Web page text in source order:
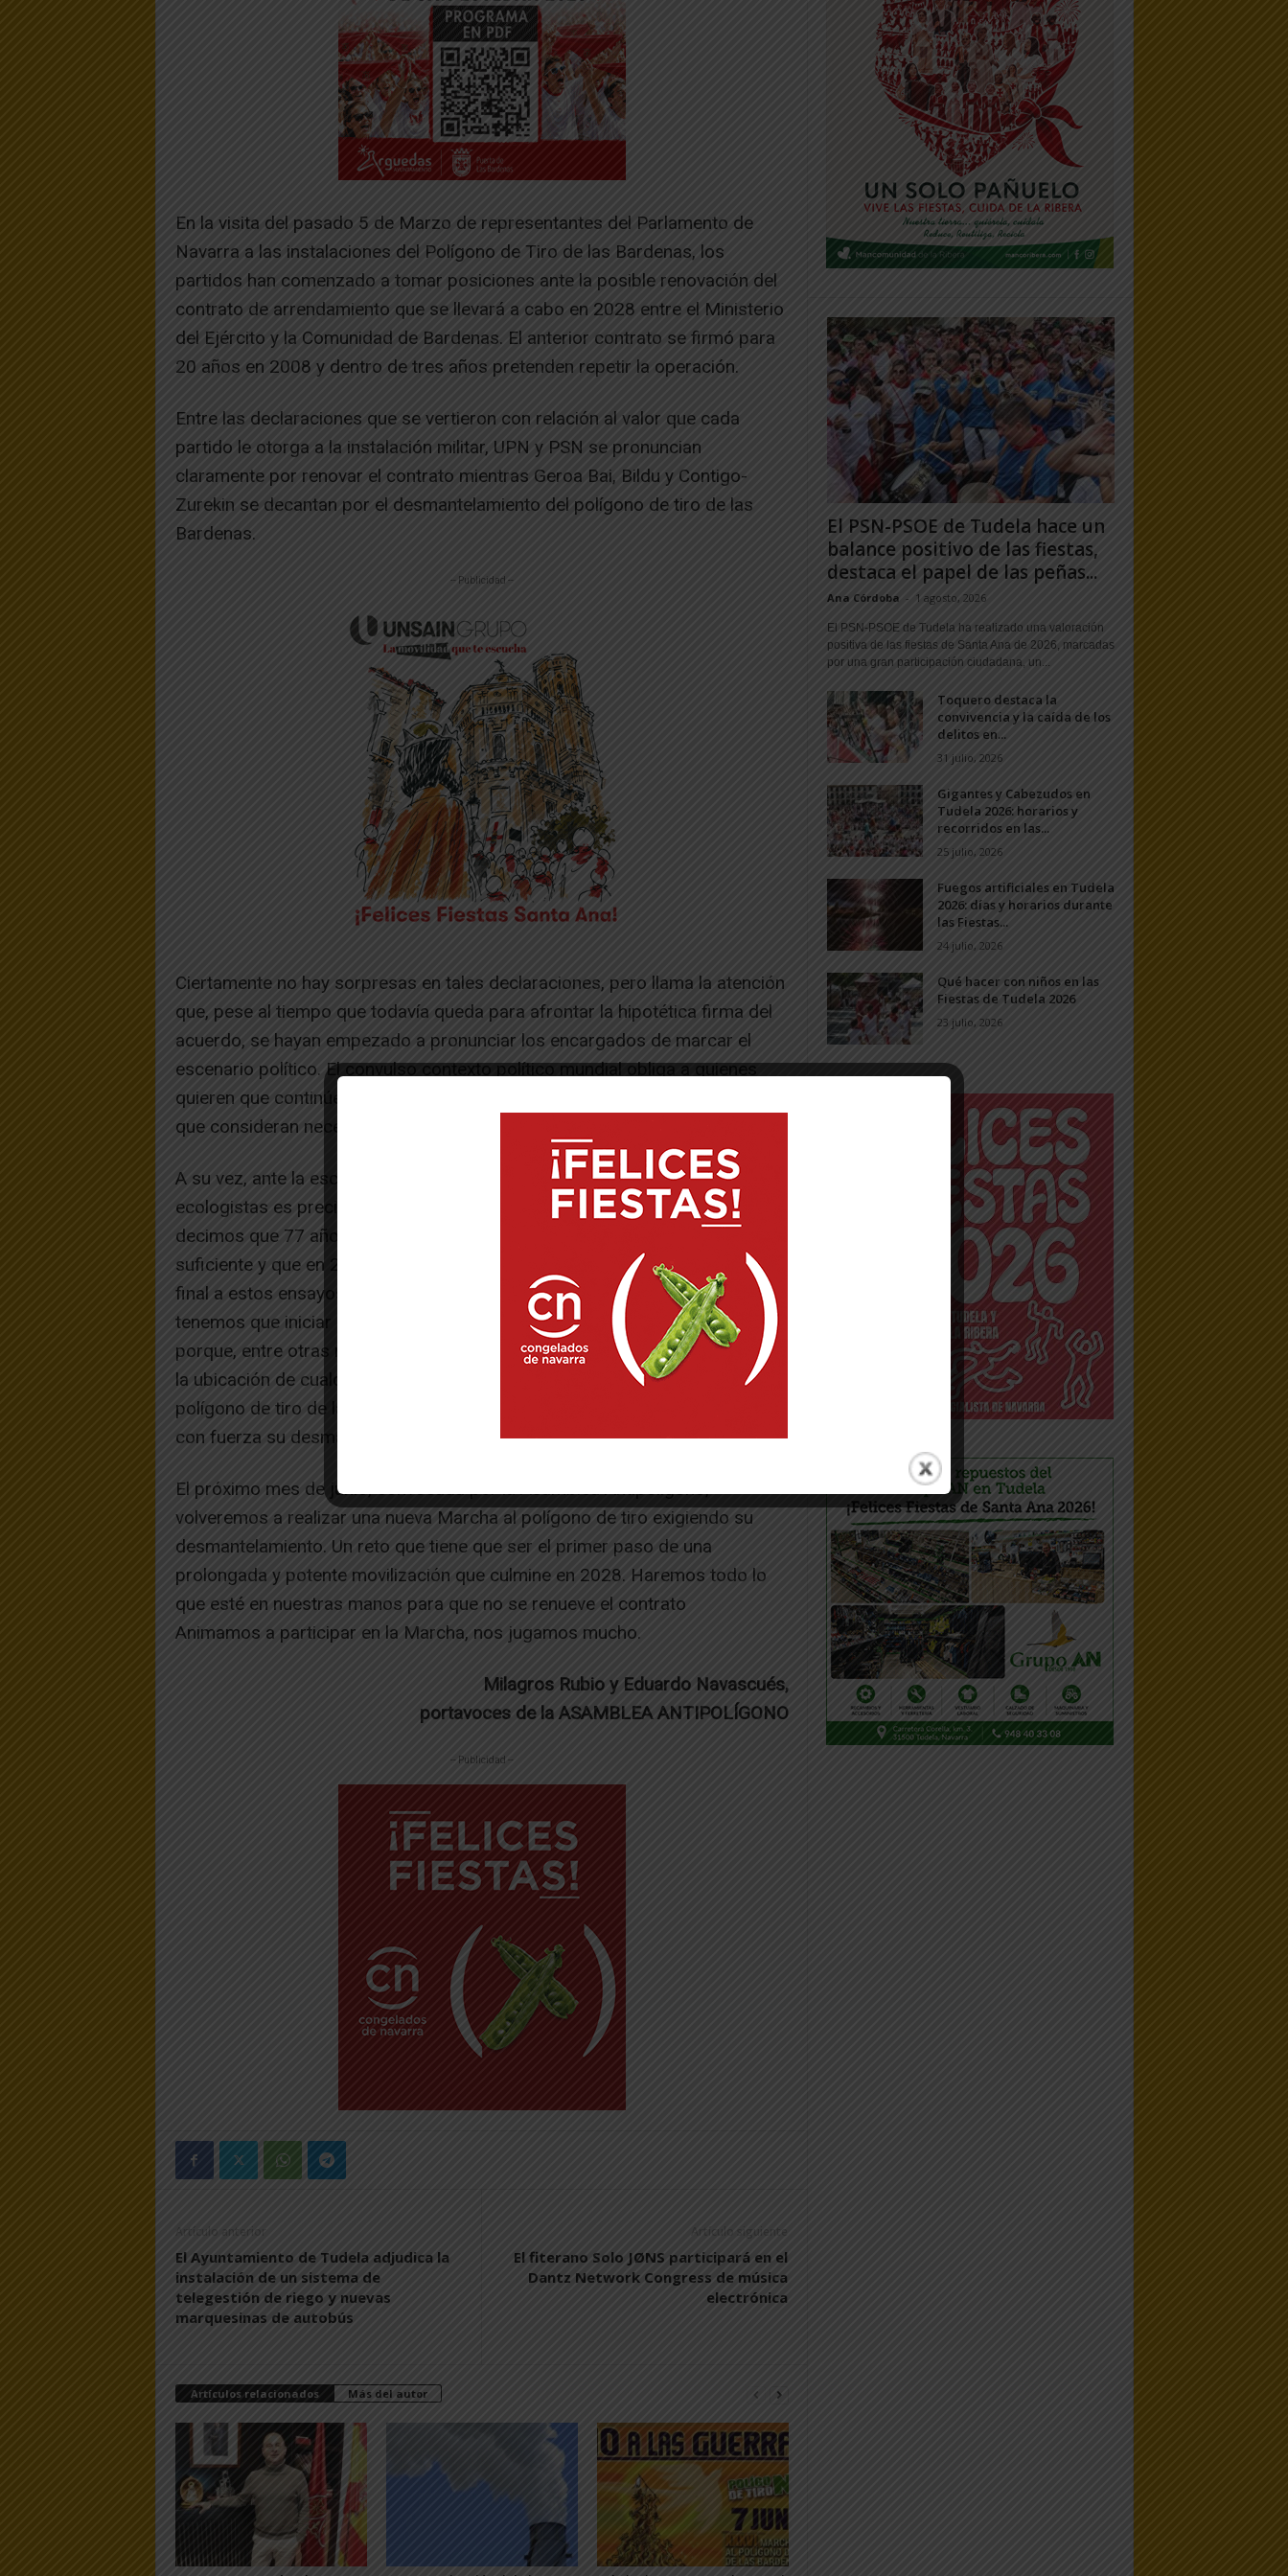
En la visita del pasado 5 de Marzo de representantes del Parlamento de
Navarra a las instalaciones del Polígono de Tiro de las Bardenas, los
partidos han comenzado a tomar posiciones ante la posible renovación del
contrato de arrendamiento que se llevará a cabo en 2028 entre el Ministerio
del Ejército y la Comunidad de Bardenas. El anterior contrato se firmó para
20 años en 2008 y dentro de tres años pretenden repetir la operación.
Entre las declaraciones que se vertieron con relación al valor que cada
partido le otorga a la instalación militar, UPN y PSN se pronuncian
claramente por renovar el contrato mientras Geroa Bai, Bildu y Contigo-
Zurekin se decantan por el desmantelamiento del polígono de tiro de las
Bardenas.
-- Publicidad --
Ciertamente no hay sorpresas en tales declaraciones, pero llama la atención
que, pese al tiempo que todavía queda para afrontar la hipotética firma del
acuerdo, se hayan empezado a pronunciar los encargados de marcar el
escenario político. El convulso contexto político mundial obliga a quienes
quieren que continúe el polígono a generar una campaña que justifique la
que consideran necesidad imperiosa de la instalación militar.
A su vez, ante la escalada bélica internacional desde posiciones pacifistas y
ecologistas es preciso hacer un llamamiento a la paz. Por eso, quienes
decimos que 77 años de polígono de tiro en nuestra tierra es más que
suficiente y que en 2028 tenemos la oportunidad histórica de poner punto
final a estos ensayos de guerra que hemos soportado durante tanto tiempo,
tenemos que iniciar desde ya un trabajo para evitar que se firme el acuerdo
porque, entre otras razones, porque se abre un arriesgado escenario para
la ubicación de cualquier instalación militar y, desde luego, para la del
polígono de tiro de las Bardenas y eso nos mueve a seguir reivindicando
con fuerza su desmantelamiento.
El próximo mes de junio, convocada por la Asamblea Antipolígono,
volveremos a realizar una nueva Marcha al polígono de tiro exigiendo su
desmantelamiento. Un reto que tiene que ser el primer paso de una
prolongada y potente movilización que culmine en 2028. Haremos todo lo
que esté en nuestras manos para que no se renueve el contrato
Animamos a participar en la Marcha, nos jugamos mucho.
Milagros Rubio y Eduardo Navascués,
portavoces de la ASAMBLEA ANTIPOLÍGONO
-- Publicidad --
Artículo anterior
El Ayuntamiento de Tudela adjudica la
instalación de un sistema de
telegestión de riego y nuevas
marquesinas de autobús
Artículo siguiente
El fiterano Solo JØNS participará en el
Dantz Network Congress de música
electrónica
Artículos relacionados Más del autor
El PSN-PSOE de Tudela hace un
balance positivo de las fiestas,
destaca el papel de las peñas...
Ana Córdoba - 1 agosto, 2026
El PSN-PSOE de Tudela ha realizado una valoración
positiva de las fiestas de Santa Ana de 2026, marcadas
por una gran participación ciudadana, un...
Toquero destaca la
convivencia y la caída de los
delitos en...
31 julio, 2026
Gigantes y Cabezudos en
Tudela 2026: horarios y
recorridos en las...
25 julio, 2026
Fuegos artificiales en Tudela
2026: días y horarios durante
las Fiestas...
24 julio, 2026
Qué hacer con niños en las
Fiestas de Tudela 2026
23 julio, 2026